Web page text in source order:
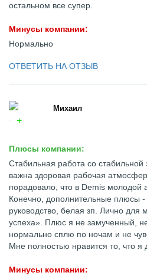
остальном все супер.
Минусы компании:
Нормально
ОТВЕТИТЬ НА ОТЗЫВ
Михаил
Плюсы компании:
Стабильная работа со
важна здоровая рабочая
порадовало, что в Demis молодой
Конечно, дополнительные плюсы -
руководство, белая зп. Лично для
успеха». Плюс я не замученный,
нормально сплю по ночам и не
Мне полностью нравится то, что я
Минусы компании: